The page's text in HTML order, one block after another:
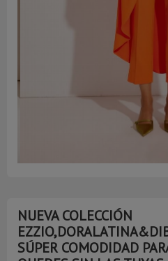
NUEVA COLECCIÓN
SÚPER COMODIDAD